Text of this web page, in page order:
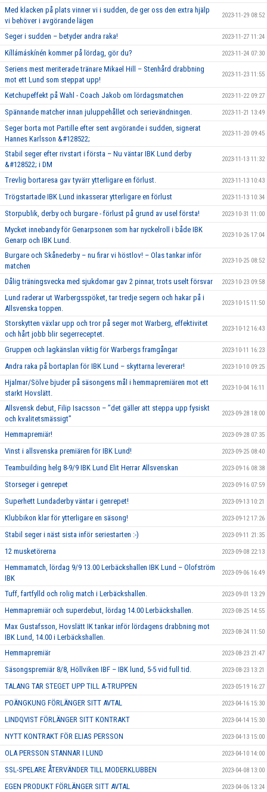
Med klacken på plats vinner vi i sudden, de ger oss den extra hjälp
vi behöver i avgörande lägen
2023-11-29 08:52
Seger i sudden – betyder andra raka! 2023-11-27 11:24
Kíllámáskínén kommer på lördag, gör du? 2023-11-24 07:30
Seriens mest meriterade tränare Mikael Hill – Stenhård drabbning
mot ett Lund som steppat upp!
2023-11-23 11:55
Ketchupeffekt på Wahl - Coach Jakob om lördagsmatchen 2023-11-22 09:27
Spännande matcher innan juluppehållet och serievändningen. 2023-11-21 13:49
Seger borta mot Partille efter sent avgörande i sudden, signerat
Hannes Karlsson &#128522;
2023-11-20 09:45
Stabil seger efter rivstart i första – Nu väntar IBK Lund derby
&#128522; i DM
2023-11-13 11:32
Trevlig bortaresa gav tyvärr ytterligare en förlust. 2023-11-13 10:43
Trögstartade IBK Lund inkasserar ytterligare en förlust 2023-11-13 10:34
Storpublik, derby och burgare - förlust på grund av usel första! 2023-10-31 11:00
Mycket innebandy för Genarpsonen som har nyckelroll i både IBK
Genarp och IBK Lund.
2023-10-26 17:04
Burgare och Skånederby – nu firar vi höstlov! – Olas tankar inför
matchen
2023-10-25 08:52
Dålig träningsvecka med sjukdomar gav 2 pinnar, trots uselt försvar 2023-10-23 09:58
Lund raderar ut Warbergsspöket, tar tredje segern och hakar på i
Allsvenska toppen.
2023-10-15 11:50
Storskytten växlar upp och tror på seger mot Warberg, effektivitet
och hårt jobb blir segerreceptet.
2023-10-12 16:43
Gruppen och lagkänslan viktig för Warbergs framgångar 2023-10-11 16:23
Andra raka på bortaplan för IBK Lund – skyttarna levererar! 2023-10-10 09:25
Hjalmar/Sölve bjuder på säsongens mål i hemmapremiären mot ett
starkt Hovslätt.
2023-10-04 16:11
Allsvensk debut, Filip Isacsson – ’’det gäller att steppa upp fysiskt
och kvalitetsmässigt’’
2023-09-28 18:00
Hemmapremiär! 2023-09-28 07:35
Vinst i allsvenska premiären för IBK Lund! 2023-09-25 08:40
Teambuilding helg 8-9/9 IBK Lund Elit Herrar Allsvenskan 2023-09-16 08:38
Storseger i genrepet 2023-09-16 07:59
Superhett Lundaderby väntar i genrepet! 2023-09-13 10:21
Klubbikon klar för ytterligare en säsong! 2023-09-12 17:26
Stabil seger i näst sista inför seriestarten :-) 2023-09-11 21:35
12 musketörerna 2023-09-08 22:13
Hemmamatch, lördag 9/9 13.00 Lerbäckshallen IBK Lund – Olofström
IBK
2023-09-06 16:49
Tuff, fartfylld och rolig match i Lerbäckshallen. 2023-09-01 13:29
Hemmapremiär och superdebut, lördag 14.00 Lerbäckshallen. 2023-08-25 14:55
Max Gustafsson, Hovslätt IK tankar inför lördagens drabbning mot
IBK Lund, 14.00 i Lerbäckshallen.
2023-08-24 11:50
Hemmapremiär 2023-08-23 21:47
Säsongspremiär 8/8, Höllviken IBF – IBK lund, 5-5 vid full tid. 2023-08-23 13:21
TALANG TAR STEGET UPP TILL A-TRUPPEN 2023-05-19 16:27
POÄNGKUNG FÖRLÄNGER SITT AVTAL 2023-04-16 15:30
LINDQVIST FÖRLÄNGER SITT KONTRAKT 2023-04-14 15:30
NYTT KONTRAKT FÖR ELIAS PERSSON 2023-04-13 15:00
OLA PERSSON STANNAR I LUND 2023-04-10 14:00
SSL-SPELARE ÅTERVÄNDER TILL MODERKLUBBEN 2023-04-08 13:00
EGEN PRODUKT FÖRLÄNGER SITT AVTAL 2023-04-06 13:24